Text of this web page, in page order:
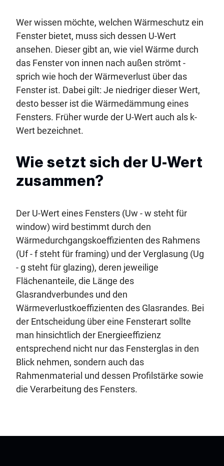
Wer wissen möchte, welchen Wärmeschutz ein
Fenster bietet, muss sich dessen U-Wert
ansehen. Dieser gibt an, wie viel Wärme durch
das Fenster von innen nach außen strömt -
sprich wie hoch der Wärmeverlust über das
Fenster ist. Dabei gilt: Je niedriger dieser Wert,
desto besser ist die Wärmedämmung eines
Fensters. Früher wurde der U-Wert auch als k-
Wert bezeichnet.
Wie setzt sich der U-Wert
zusammen?
Der U-Wert eines Fensters (Uw - w steht für
window) wird bestimmt durch den
Wärmedurchgangskoeffizienten des Rahmens
(Uf - f steht für framing) und der Verglasung (Ug
- g steht für glazing), deren jeweilige
Flächenanteile, die Länge des
Glasrandverbundes und den
Wärmeverlustkoeffizienten des Glasrandes. Bei
der Entscheidung über eine Fensterart sollte
man hinsichtlich der Energieeffizienz
entsprechend nicht nur das Fensterglas in den
Blick nehmen, sondern auch das
Rahmenmaterial und dessen Profilstärke sowie
die Verarbeitung des Fensters.